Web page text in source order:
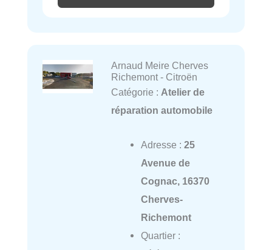
Arnaud Meire Cherves
Richemont - Citroën
Catégorie : Atelier de
réparation automobile
Adresse : 25
Avenue de
Cognac, 16370
Cherves-
Richemont
Quartier :